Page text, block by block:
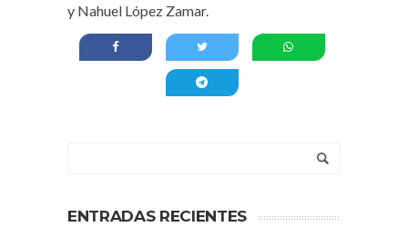
y Nahuel López Zamar.
ENTRADAS RECIENTES